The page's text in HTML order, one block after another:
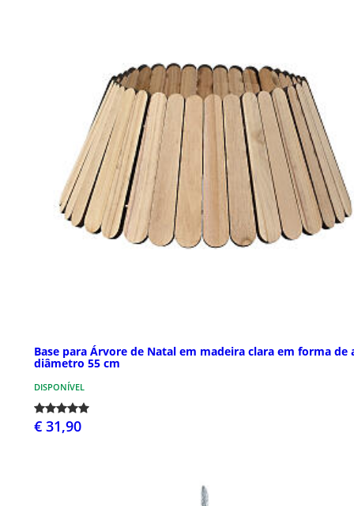
Base para Árvore de Natal em madeira clara em forma de
diâmetro 55 cm
DISPONÍVEL
€ 31,90